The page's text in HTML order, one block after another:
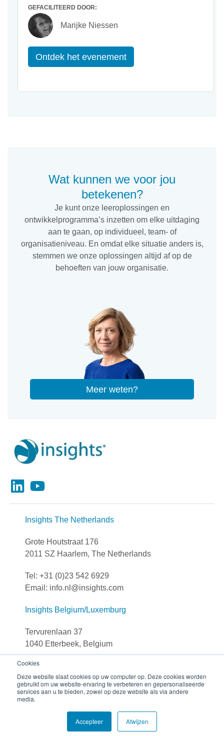
Cookies
Deze website slaat cookies op uw computer op. Deze cookies worden
gebruikt om uw website-ervaring te verbeteren en gepersonaliseerde
services aan u te bieden, zowel op deze website als via andere
media.
Accepteer Afwijzen
GEFACILITEERD DOOR:
Marijke Niessen
Ontdek het evenement
Wat kunnen we voor jou
betekenen?
Je kunt onze leeroplossingen en
ontwikkelprogramma’s inzetten om elke uitdaging
aan te gaan, op individueel, team- of
organisatieniveau. En omdat elke situatie anders is,
stemmen we onze oplossingen altijd af op de
behoeften van jouw organisatie.
Meer weten?
Insights The Netherlands
Grote Houtstraat 176
2011 SZ Haarlem, The Netherlands
Tel: +31 (0)23 542 6929
Email: info.nl@insights.com
Insights Belgium/Luxemburg
Tervurenlaan 37
1040 Etterbeek, Belgium
Tel: +32 (0)251 306 90
E-mail: info.be@insights.com
Privacy Disclaimer